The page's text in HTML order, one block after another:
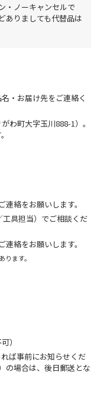
・ノーキャンセルで
ありましても代替品は
・お届け先をご連絡く
わ町大字玉川888-1）。
絡をお願いします。
工具担当）でご相談くだ
絡をお願いします。
ます。
）
ば事前にお知らせくだ
の場合は、後日郵送とな